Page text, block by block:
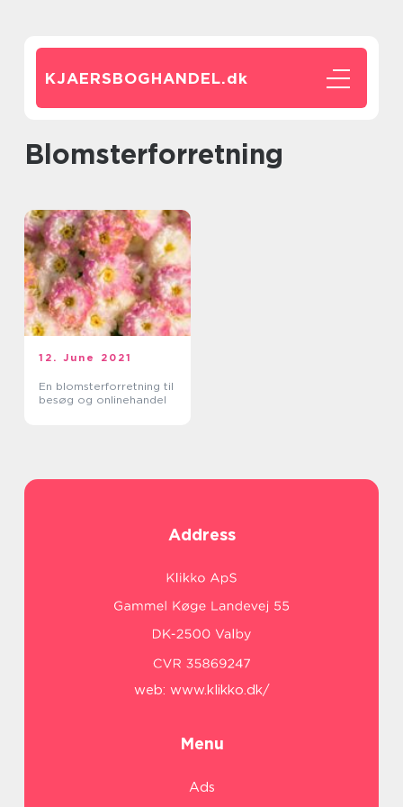
KJAERSBOGHANDEL.dk
blomsterforretning
12. June 2021
En blomsterforretning til
besøg og onlinehandel
Address
web: www.klikko.dk/
Menu
Ads